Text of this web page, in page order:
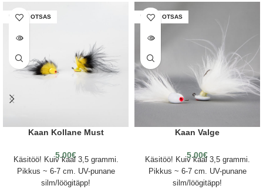
LAOST OTSAS
Kaan Kollane Must
5.00€
Käsitöö! Kuiv kaal 3,5 grammi.
Pikkus ~ 6-7 cm. UV-punane
silm/löögitäpp!
LAOST OTSAS
Kaan Valge
5.00€
Käsitöö! Kuiv kaal 3,5 grammi.
Pikkus ~ 6-7 cm. UV-punane
silm/löögitäpp!